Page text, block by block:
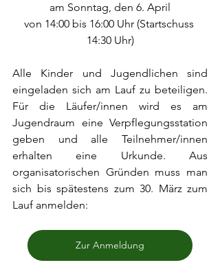
am Sonntag, den 6. April
von 14:00 bis 16:00 Uhr (Startschuss
14:30 Uhr)
Alle Kinder und Jugendlichen sind
eingeladen sich am Lauf zu beteiligen.
Für die Läufer/innen wird es am
Jugendraum eine Verpflegungsstation
geben und alle Teilnehmer/innen
erhalten eine Urkunde. Aus
organisatorischen Gründen muss man
sich bis spätestens zum 30. März zum
Lauf anmelden:
Zur Anmeldung